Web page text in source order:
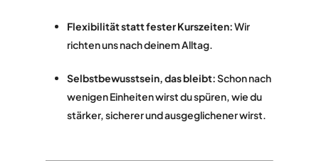
Flexibilität statt fester Kurszeiten:Wir
richten uns nach deinem Alltag.
Selbstbewusstsein, das bleibt:Schon nach
wenigen Einheiten wirst du spüren, wie du
stärker, sicherer und ausgeglichener wirst.